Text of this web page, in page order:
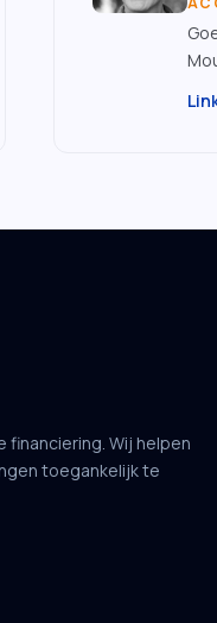
financiering. Wij helpen
toegankelijk te